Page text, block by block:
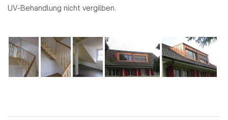
UV-Behandlung nicht vergilben.